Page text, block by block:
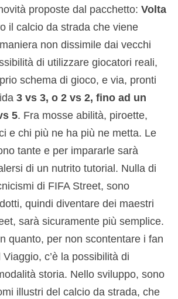
proposte dal pacchetto: Volta
il calcio da strada che viene
non dissimile dai vecchi
di utilizzare giocatori reali,
schema di gioco, e via, pronti
3 vs 3, o 2 vs 2, fino ad un
5. Fra mosse abilità, piroette,
e chi più ne ha più ne metta. Le
tante e per impararle sarà
di un nutrito tutorial. Nulla di
di FIFA Street, sono
quindi diventare dei maestri
sarà sicuramente più semplice.
quanto, per non scontentare i fan
c’è la possibilità di
storia. Nello sviluppo, sono
illustri del calcio da strada, che